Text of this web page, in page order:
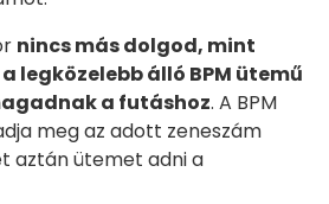
nincs más dolgod, mint
legközelebb álló BPM ütemű
a futáshoz. A BPM
meg az adott zeneszám
aztán ütemet adni a